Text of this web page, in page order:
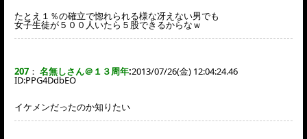
たとえ１％の確立で惚れられる様な冴えない男でも
女子生徒が５００人いたら５股できるからなｗ
207 ： 名無しさん＠１３周年:2013/07/26(金) 12:04:24.46
ID:PPG4DdbEO
イケメンだったのか知りたい